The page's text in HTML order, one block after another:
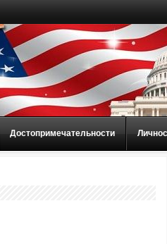
Достопримечательности